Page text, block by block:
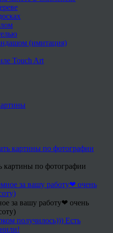
(имитация)
Touch Art
картины по фотографии
за вашу работу❤ очень